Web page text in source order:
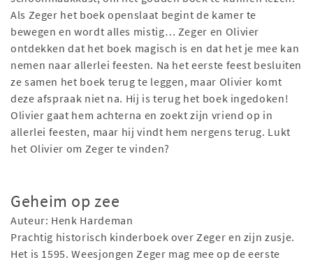
Als Zeger het boek openslaat begint de kamer te
bewegen en wordt alles mistig… Zeger en Olivier
ontdekken dat het boek magisch is en dat het je mee kan
nemen naar allerlei feesten. Na het eerste feest besluiten
ze samen het boek terug te leggen, maar Olivier komt
deze afspraak niet na. Hij is terug het boek ingedoken!
Olivier gaat hem achterna en zoekt zijn vriend op in
allerlei feesten, maar hij vindt hem nergens terug. Lukt
het Olivier om Zeger te vinden?
Geheim op zee
Auteur: Henk Hardeman
Prachtig historisch kinderboek over Zeger en zijn zusje.
Het is 1595. Weesjongen Zeger mag mee op de eerste